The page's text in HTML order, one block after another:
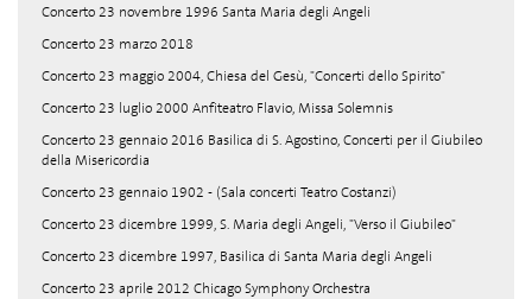
Concerto 23 novembre 1996 Santa Maria degli Angeli
Concerto 23 marzo 2018
Concerto 23 maggio 2004, Chiesa del Gesù, "Concerti dello Spirito"
Concerto 23 luglio 2000 Anfiteatro Flavio, Missa Solemnis
Concerto 23 gennaio 2016 Basilica di S. Agostino, Concerti per il Giubileo
della Misericordia
Concerto 23 gennaio 1902 - (Sala concerti Teatro Costanzi)
Concerto 23 dicembre 1999, S. Maria degli Angeli, "Verso il Giubileo"
Concerto 23 dicembre 1997, Basilica di Santa Maria degli Angeli
Concerto 23 aprile 2012 Chicago Symphony Orchestra